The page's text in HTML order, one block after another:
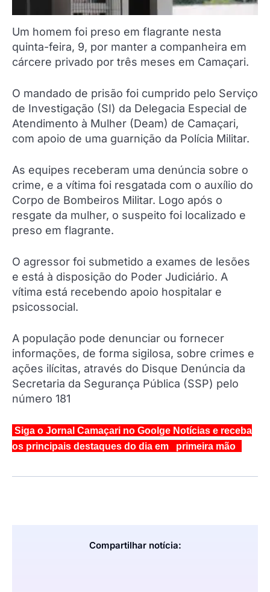
Um homem foi preso em flagrante nesta
quinta-feira, 9, por manter a companheira em
cárcere privado por três meses em Camaçari.
O mandado de prisão foi cumprido pelo Serviço
de Investigação (SI) da Delegacia Especial de
Atendimento à Mulher (Deam) de Camaçari,
com apoio de uma guarnição da Polícia Militar.
As equipes receberam uma denúncia sobre o
crime, e a vítima foi resgatada com o auxílio do
Corpo de Bombeiros Militar. Logo após o
resgate da mulher, o suspeito foi localizado e
preso em flagrante.
O agressor foi submetido a exames de lesões
e está à disposição do Poder Judiciário. A
vítima está recebendo apoio hospitalar e
psicossocial.
A população pode denunciar ou fornecer
informações, de forma sigilosa, sobre crimes e
ações ilícitas, através do Disque Denúncia da
Secretaria da Segurança Pública (SSP) pelo
número 181
Siga o Jornal Camaçari no Goolge Notícias e receba
os principais destaques do dia em primeira mão
Compartilhar notícia: